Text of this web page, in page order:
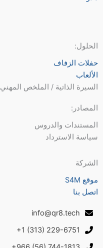
الحلول:
حفلات الزفاف
الألعاب
السيرة الذاتية / الملخص المهني
المصادر:
المستندات والدروس
سياسة الاسترداد
الشركة
موقع S4M
اتصل بنا
info@qr8.tech
+1 (313) 229-6751